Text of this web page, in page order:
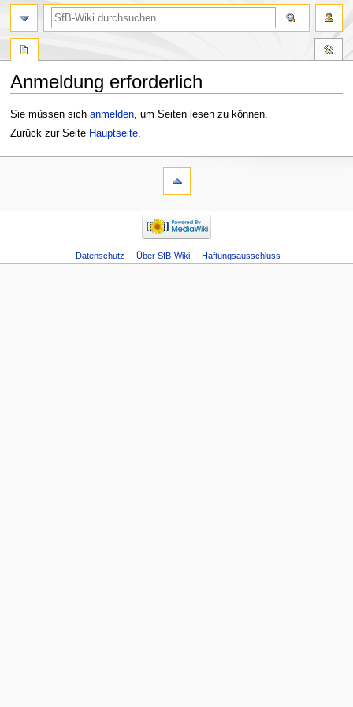
Anmeldung erforderlich
Zur
Navigation
Zur
Suche
Sie müssen sich anmelden, um Seiten lesen zu können.
Zurück zur Seite Hauptseite.
Datenschutz Über SfB-Wiki Haftungsausschluss